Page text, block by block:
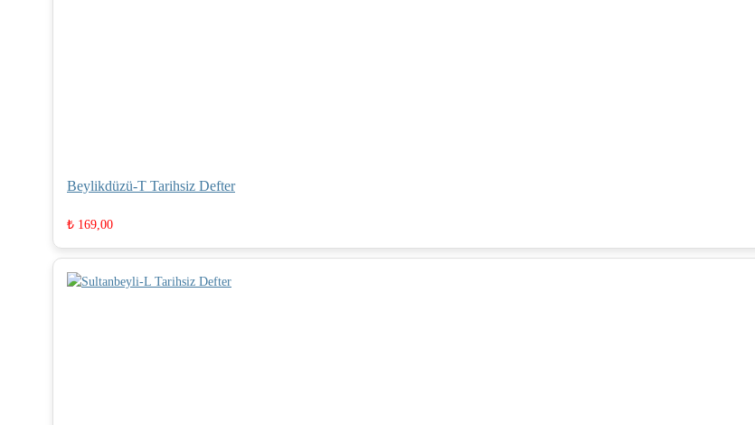
Beylikdüzü-T Tarihsiz Defter
₺ 169,00